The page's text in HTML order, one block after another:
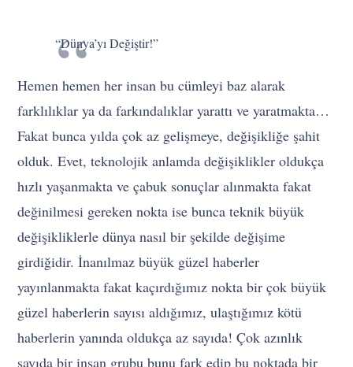
“Dünya’yı Değiştir!”
Hemen hemen her insan bu cümleyi baz alarak
farklılıklar ya da farkındalıklar yarattı ve yaratmakta…
Fakat bunca yılda çok az gelişmeye, değişikliğe şahit
olduk. Evet, teknolojik anlamda değişiklikler oldukça
hızlı yaşanmakta ve çabuk sonuçlar alınmakta fakat
değinilmesi gereken nokta ise bunca teknik büyük
değişikliklerle dünya nasıl bir şekilde değişime
girdiğidir. İnanılmaz büyük güzel haberler
yayınlanmakta fakat kaçırdığımız nokta bir çok büyük
güzel haberlerin sayısı aldığımız, ulaştığımız kötü
haberlerin yanında oldukça az sayıda! Çok azınlık
sayıda bir insan grubu bunu fark edip bu noktada bir